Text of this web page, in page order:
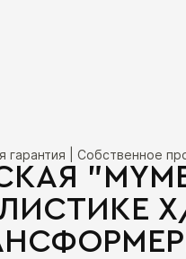
гарантия | Собственное